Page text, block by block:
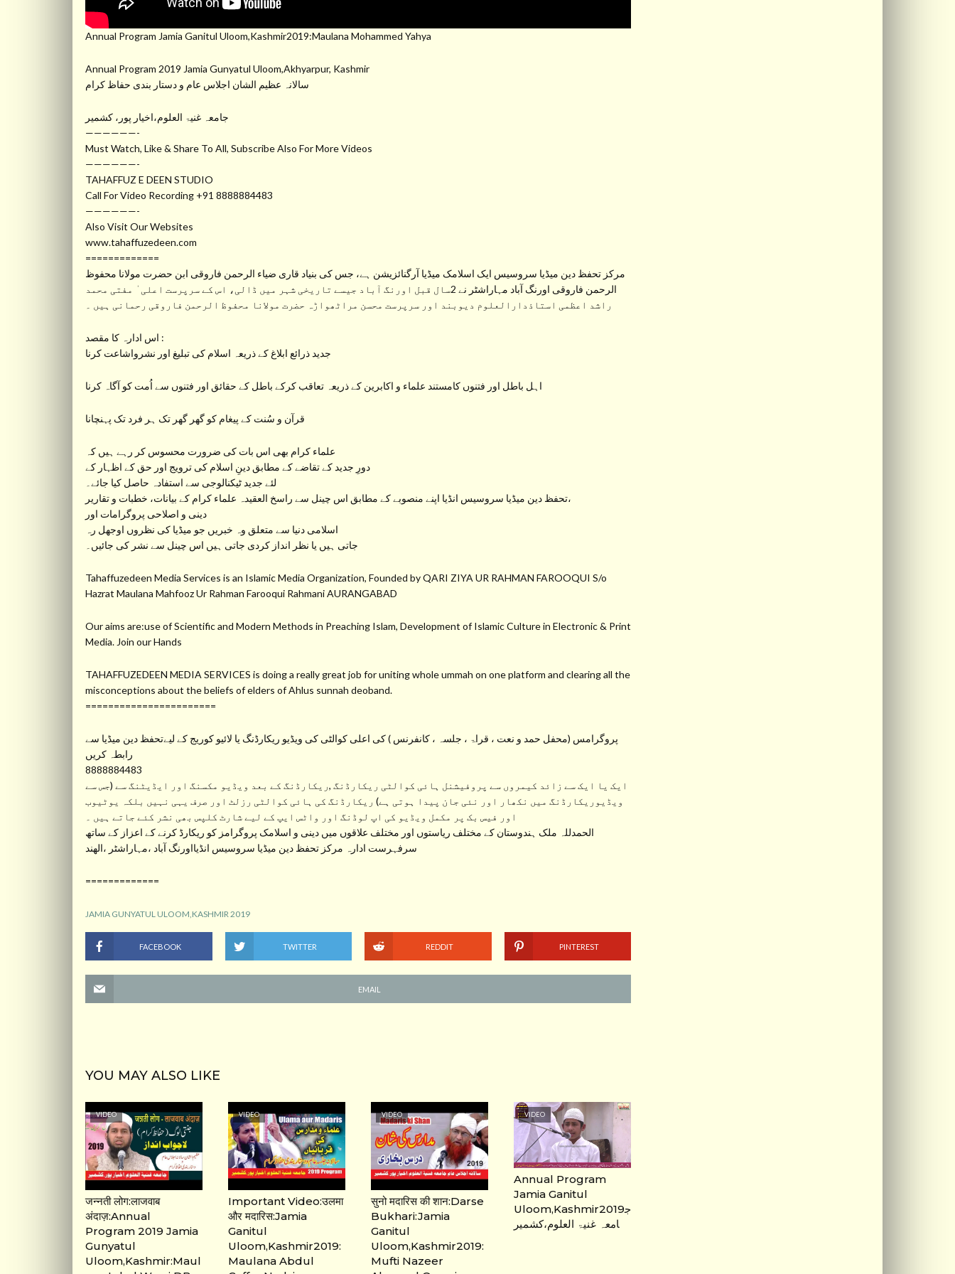
Annual Program Jamia Ganitul Uloom,Kashmir2019:Maulana Mohammed Yahya
Annual Program 2019 Jamia Gunyatul Uloom,Akhyarpur, Kashmir
سالانہ عظیم الشان اجلاس عام و دستار بندی حفاظ کرام
جامعہ غنیۃ العلوم،اخیار پور، کشمیر
——————-
Must Watch, Like & Share To All, Subscribe Also For More Videos
——————-
TAHAFFUZ E DEEN STUDIO
Call For Video Recording +91 8888884483
——————-
Also Visit Our Websites
www.tahaffuzedeen.com
=============
مرکز تحفظ دین میڈیا سروسیس ایک اسلامک میڈیا آرگنائزیشن ہے، جس کی بنیاد قاری ضیاء الرحمن فاروقی ابن حضرت مولانا محفوظ
الرحمن فاروقی اورنگ آباد مہاراشٹر نے 2سال قبل اورنگ آباد جیسے تاریخی شہر میں ڈالی، اس کے سرپرست اعلی ٰ مفتی محمد
راشد اعظمی استاذدارالعلوم دیوبند اور سرپرست محسن مراٹھواڑہ حضرت مولانا محفوظ الرحمن فاروقی رحمانی ہیں ۔
اس ادارہ کا مقصد :
جدید ذرائع ابلاغ کے ذریعہ اسلام کی تبلیغ اور نشرواشاعت کرنا
اہل باطل اور فتنوں کامستند علماء و اکابرین کے ذریعہ تعاقب کرکے باطل کے حقائق اور فتنوں سے اُمت کو آگاہ کرنا
قرآن و سُنت کے پیغام کو گھر گھر تک ہر فرد تک پہنچانا
علماء کرام بھی اس بات کی ضرورت محسوس کر رہے ہیں کہ
دورِ جدید کے تقاضے کے مطابق دینِ اسلام کی ترویج اور حق کے اظہار کے
لئے جدید ٹیکنالوجی سے استفادہ حاصل کیا جائے۔
تحفظ دین میڈیا سروسیس انڈیا اپنے منصوبے کے مطابق اس چینل سے راسخ العقیدہ علماء کرام کے بیانات، خطبات و تقاریر،
دینی و اصلاحی پروگرامات اور
اسلامی دنیا سے متعلق وہ خبریں جو میڈیا کی نظروں اوجھل رہ
جاتی ہیں یا نظر انداز کردی جاتی ہیں اس چینل سے نشر کی جائیں۔
Tahaffuzedeen Media Services is an Islamic Media Organization, Founded by QARI ZIYA UR RAHMAN FAROOQUI S/o
Hazrat Maulana Mahfooz Ur Rahman Farooqui Rahmani AURANGABAD
Our aims are:use of Scientific and Modern Methods in Preaching Islam, Development of Islamic Culture in Electronic & Print
Media. Join our Hands
TAHAFFUZEDEEN MEDIA SERVICES is doing a really great job for uniting whole ummah on one platform and clearing all the
misconceptions about the beliefs of elders of Ahlus sunnah deoband.
=======================
پروگرامس (محفل حمد و نعت ، قراۃ ، جلسہ ، کانفرنس ) کی اعلی کوالٹی کی ویڈیو ریکارڈنگ یا لائیو کوریج کے لیےتحفظ دین میڈیا سے
رابطہ کریں
8888884483
ایک یا ایک سے زائد کیمروں سے پروفیشنل ہائی کوالٹی ریکارڈنگ ,ریکارڈنگ کے بعد ویڈیو مکسنگ اور ایڈیٹنگ سے (جس سے
ویڈیوریکارڈنگ میں نکھار اور نئی جان پیدا ہوتی ہے) ریکارڈنگ کی ہائی کوالٹی رزلٹ اور صرف یہی نہیں بلکہ یوٹیوب
اور فیس بک پر مکمل ویڈیو کی اپ لوڈنگ اور واٹس ایپ کے لیے شارٹ کلپس بھی نشر کئے جاتے ہیں ۔
الحمدللہ ملک ہندوستان کے مختلف ریاستوں اور مختلف علاقوں میں دینی و اسلامک پروگرامز کو ریکارڈ کرنے کے اعزاز کے ساتھ
سرفہرست ادارہ مرکز تحفظ دین میڈیا سروسیس انڈیااورنگ آباد ،مہاراشٹر ،الھند
=============
JAMIA GUNYATUL ULOOM,KASHMIR 2019
FACEBOOK TWITTER REDDIT PINTEREST
EMAIL
YOU MAY ALSO LIKE
VIDEO
जन्नती लोग:लाजवाब
अंदाज़:Annual
Program 2019 Jamia
Gunyatul
Uloom,Kashmir:Maul
VIDEO
Important Video:उलमा
और मदारिस:Jamia
Ganitul
Uloom,Kashmir2019:
Maulana Abdul
VIDEO
सुनो मदारिस की शान:Darse
Bukhari:Jamia
Ganitul
Uloom,Kashmir2019:
Mufti Nazeer
VIDEO
Annual Program
Jamia Ganitul
Uloom,Kashmir2019ج
امعہ غنیۃ العلوم،کشمیر